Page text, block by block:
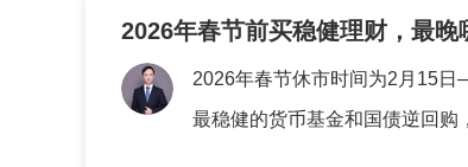
2026年春节前买稳健理财，最晚
2026年春节休市时间为2月15日
最稳健的货币基金和国债逆回购